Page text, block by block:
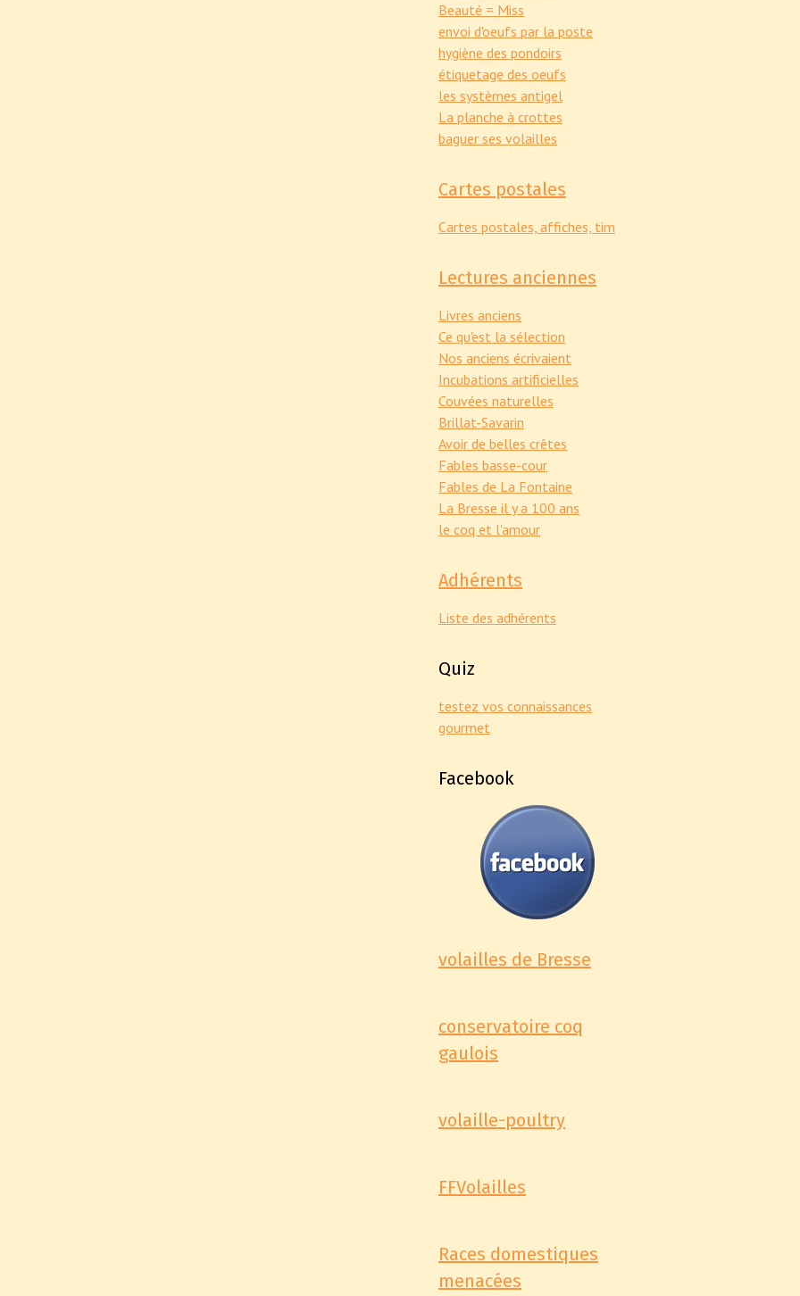
Beauté = Miss
envoi d'oeufs par la poste
hygiène des pondoirs
étiquetage des oeufs
les systèmes antigel
La planche à crottes
baguer ses volailles
Cartes postales
Cartes postales, affiches, tim
Lectures anciennes
Livres anciens
Ce qu'est la sélection
Nos anciens écrivaient
Incubations artificielles
Couvées naturelles
Brillat-Savarin
Avoir de belles crêtes
Fables basse-cour
Fables de La Fontaine
La Bresse il y a 100 ans
le coq et l'amour
Adhérents
Liste des adhérents
Quiz
testez vos connaissances
gourmet
Facebook
volailles de Bresse
conservatoire coq
gaulois
volaille-poultry
FFVolailles
Races domestiques
menacées